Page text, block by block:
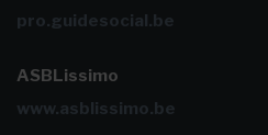
pro.guidesocial.be
ASBLissimo
www.asblissimo.be